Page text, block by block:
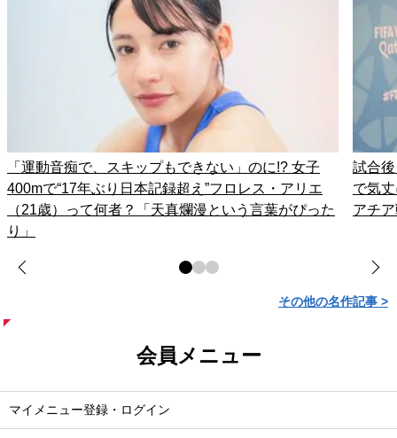
「運動音痴で、スキップもできない」のに!? 女子
400mで“17年ぶり日本記録超え”フロレス・アリエ
（21歳）って何者？「天真爛漫という言葉がぴった
り」
試合
で気
アチ
その他の名作記事 >
会員メニュー
マイメニュー登録・ログイン